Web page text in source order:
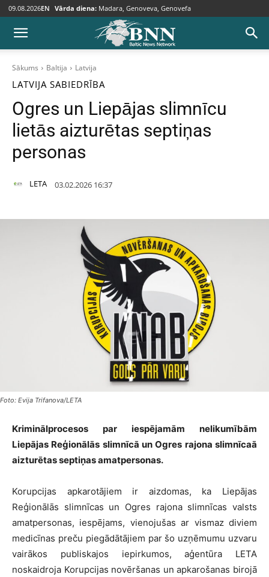
09.08.2026EN Vārda diena: Madara, Genoveva, Genovefa
Sākums Baltija Latvija
LATVIJA SABIEDRĪBA
Ogres un Liepājas slimnīcu
lietās aizturētas septiņas
personas
LETA 03.02.2026 16:37
Foto: Evija Trifanova/LETA
Kriminālprocesos par iespējamām nelikumībām
Liepājas Reģionālās slimnīcā un Ogres rajona slimnīcaā
aizturētas septiņas amatpersonas.
Korupcijas apkarotājiem ir aizdomas, ka Liepājas
Reģionālās slimnīcas un Ogres rajona slimnīcas valsts
amatpersonas, iespējams, vienojušas ar vismaz diviem
medicīnas preču piegādātājiem par šo uzņēmumu uzvaru
vairākos publiskajos iepirkumos, aģentūra LETA
noskaidroja Korupcijas novēršanas un apkarošanas birojā